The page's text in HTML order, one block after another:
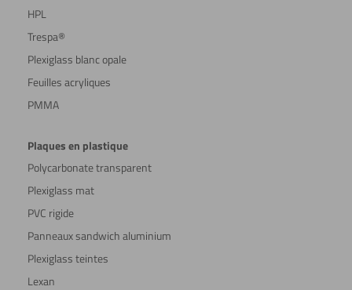
HPL
Trespa®
Plexiglass blanc opale
Feuilles acryliques
PMMA
Plaques en plastique
Polycarbonate transparent
Plexiglass mat
PVC rigide
Panneaux sandwich aluminium
Plexiglass teintes
Lexan